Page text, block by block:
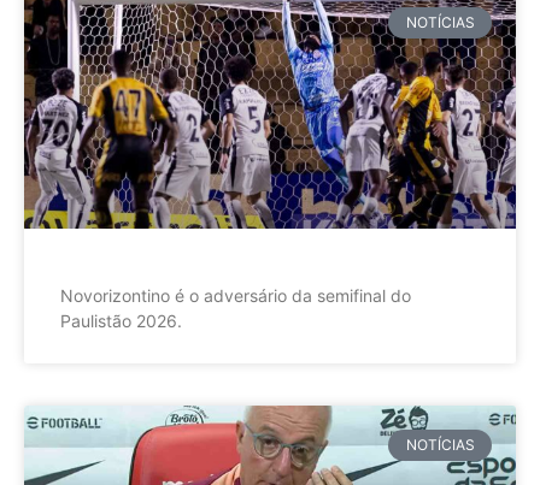
NOTÍCIAS
Novorizontino é o adversário da semifinal do
Paulistão 2026.
NOTÍCIAS